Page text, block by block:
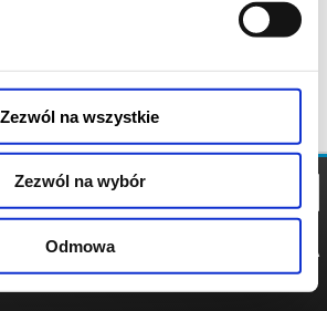
Zezwól na wszystkie
Zezwól na wybór
Odmowa
POLITYKA
POLITYKA